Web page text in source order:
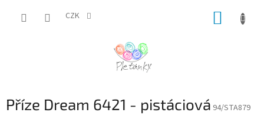
CZK
Příze Dream 6421 - pistáciová 94/STA879